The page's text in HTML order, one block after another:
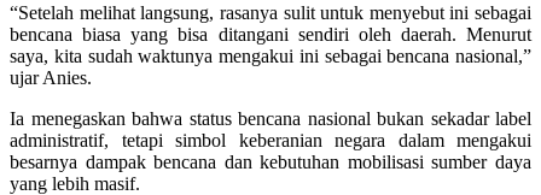
“Setelah melihat langsung, rasanya sulit untuk menyebut ini sebagai
bencana biasa yang bisa ditangani sendiri oleh daerah. Menurut
saya, kita sudah waktunya mengakui ini sebagai bencana nasional,”
ujar Anies.
Ia menegaskan bahwa status bencana nasional bukan sekadar label
administratif, tetapi simbol keberanian negara dalam mengakui
besarnya dampak bencana dan kebutuhan mobilisasi sumber daya
yang lebih masif.